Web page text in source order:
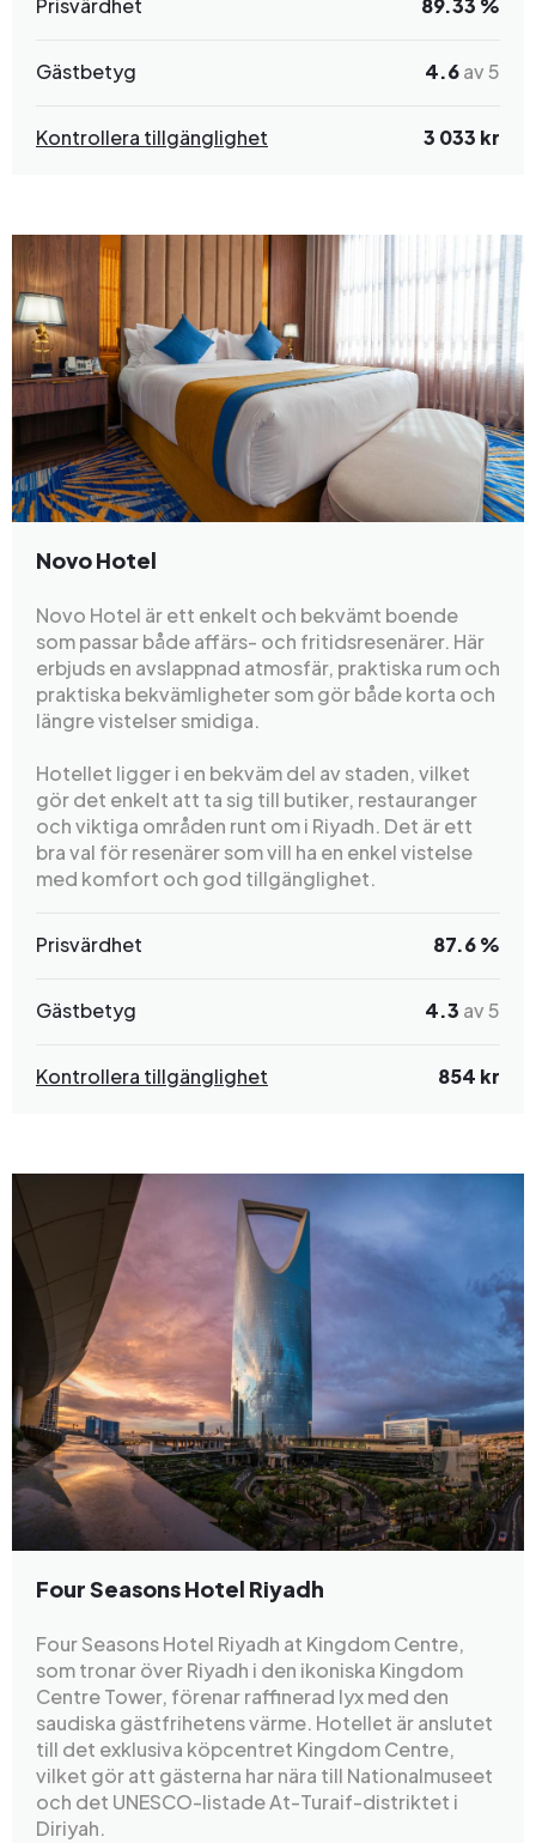
Prisvärdhet 89.33 %
Gästbetyg 4.6av 5
Kontrollera tillgänglighet 3 033 kr
Novo Hotel
Novo Hotel är ett enkelt och bekvämt boende
som passar både affärs- och fritidsresenärer. Här
erbjuds en avslappnad atmosfär, praktiska rum och
praktiska bekvämligheter som gör både korta och
längre vistelser smidiga.
Hotellet ligger i en bekväm del av staden, vilket
gör det enkelt att ta sig till butiker, restauranger
och viktiga områden runt om i Riyadh. Det är ett
bra val för resenärer som vill ha en enkel vistelse
med komfort och god tillgänglighet.
Prisvärdhet 87.6 %
Gästbetyg 4.3 av 5
Kontrollera tillgänglighet 854 kr
Four Seasons Hotel Riyadh
Four Seasons Hotel Riyadh at Kingdom Centre,
som tronar över Riyadh i den ikoniska Kingdom
Centre Tower, förenar raffinerad lyx med den
saudiska gästfrihetens värme. Hotellet är anslutet
till det exklusiva köpcentret Kingdom Centre,
vilket gör att gästerna har nära till Nationalmuseet
och det UNESCO-listade At-Turaif-distriktet i
Diriyah.